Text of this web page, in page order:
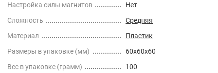
Настройка силы магнитов
Нет
Сложность
Средняя
Материал
Пластик
Размеры в упаковке (мм)
60x60x60
Вес в упаковке (грамм)
100